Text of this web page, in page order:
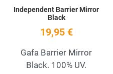
Independent Barrier Mirror
Black
19,95 €
Gafa Barrier Mirror
Black. 100% UV.